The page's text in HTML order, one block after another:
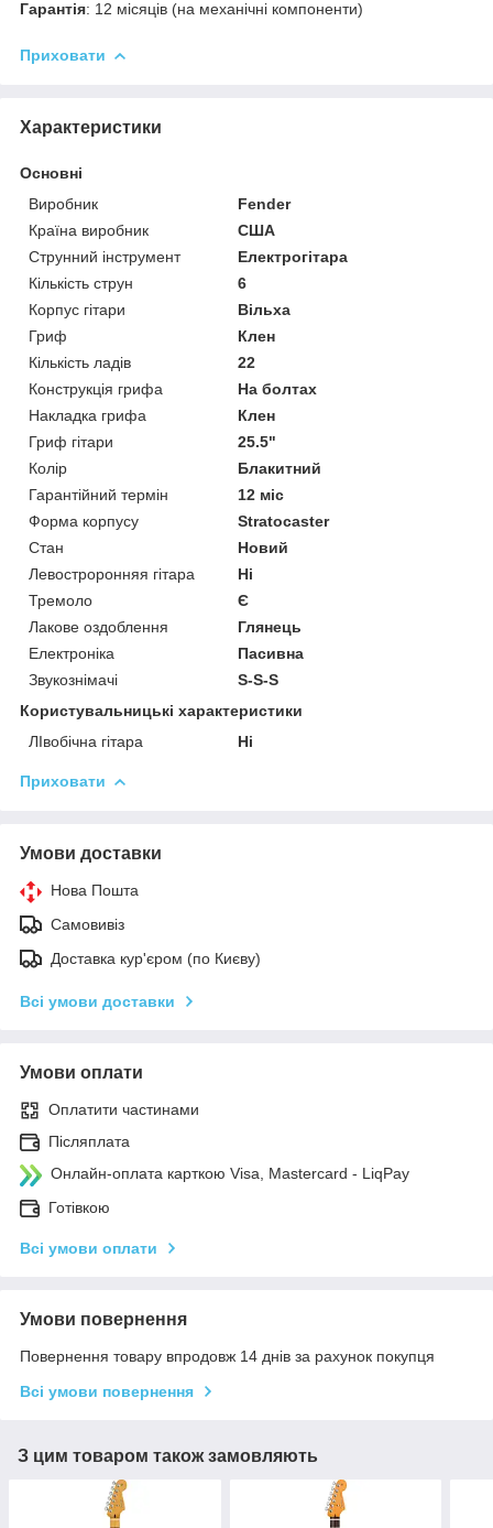
Гарантія: 12 місяців (на механічні компоненти)
Приховати
Характеристики
Основні
Виробник
Fender
Країна виробник
США
Струнний інструмент
Електрогітара
Кількість струн
6
Корпус гітари
Вільха
Гриф
Клен
Кількість ладів
22
Конструкція грифа
На болтах
Накладка грифа
Клен
Гриф гітари
25.5"
Колір
Блакитний
Гарантійний термін
12 міс
Форма корпусу
Stratocaster
Стан
Новий
Левостроронняя гітара
Ні
Тремоло
Є
Лакове оздоблення
Глянець
Електроніка
Пасивна
Звукознімачі
S-S-S
Користувальницькі характеристики
ЛІвобічна гітара
Ні
Приховати
Умови доставки
Нова Пошта
Самовивіз
Доставка кур'єром (по Києву)
Всі умови доставки
Умови оплати
Оплатити частинами
Післяплата
Онлайн-оплата карткою Visa, Mastercard - LiqPay
Готівкою
Всі умови оплати
Умови повернення
Повернення товару впродовж 14 днів за рахунок покупця
Всі умови повернення
З цим товаром також замовляють